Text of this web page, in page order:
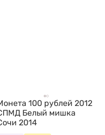
100 рублей 2012
Белый мишка
2014